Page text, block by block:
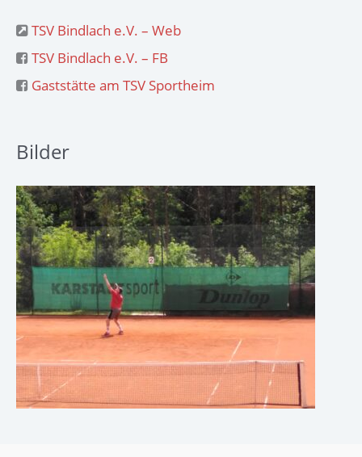
TSV Bindlach e.V. – Web
TSV Bindlach e.V. – FB
Gaststätte am TSV Sportheim
Bilder